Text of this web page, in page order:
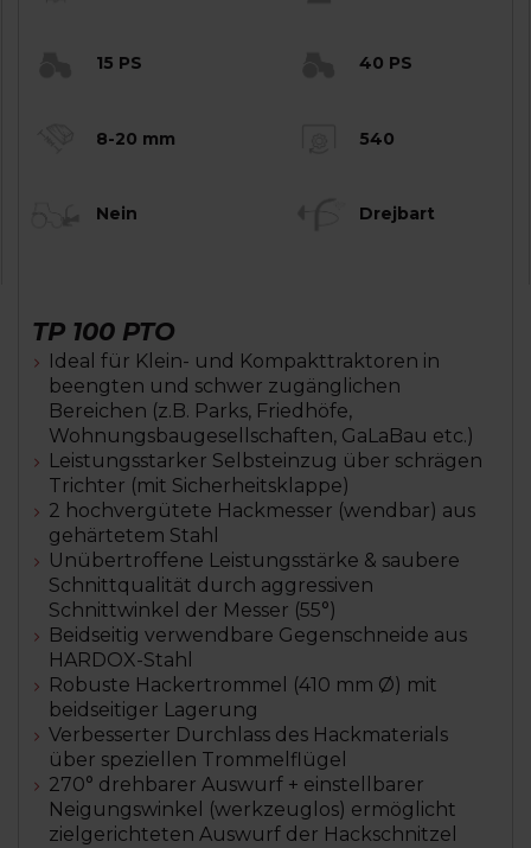
15 PS 40 PS
8-20 mm 540
Nein Drejbart
TP 100 PTO
Ideal für Klein- und Kompakttraktoren in
beengten und schwer zugänglichen
Bereichen (z.B. Parks, Friedhöfe,
Wohnungsbaugesellschaften, GaLaBau etc.)
Leistungsstarker Selbsteinzug über schrägen
Trichter (mit Sicherheitsklappe)
2 hochvergütete Hackmesser (wendbar) aus
gehärtetem Stahl
Unübertroffene Leistungsstärke & saubere
Schnittqualität durch aggressiven
Schnittwinkel der Messer (55°)
Beidseitig verwendbare Gegenschneide aus
HARDOX-Stahl
Robuste Hackertrommel (410 mm Ø) mit
beidseitiger Lagerung
Verbesserter Durchlass des Hackmaterials
über speziellen Trommelflügel
270° drehbarer Auswurf + einstellbarer
Neigungswinkel (werkzeuglos) ermöglicht
zielgerichteten Auswurf der Hackschnitzel